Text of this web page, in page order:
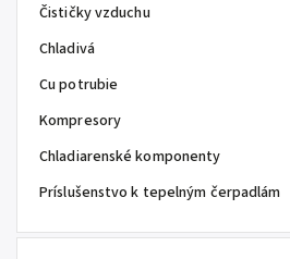
Čističky vzduchu
Chladivá
Cu potrubie
Kompresory
Chladiarenské komponenty
Príslušenstvo k tepelným čerpadlám